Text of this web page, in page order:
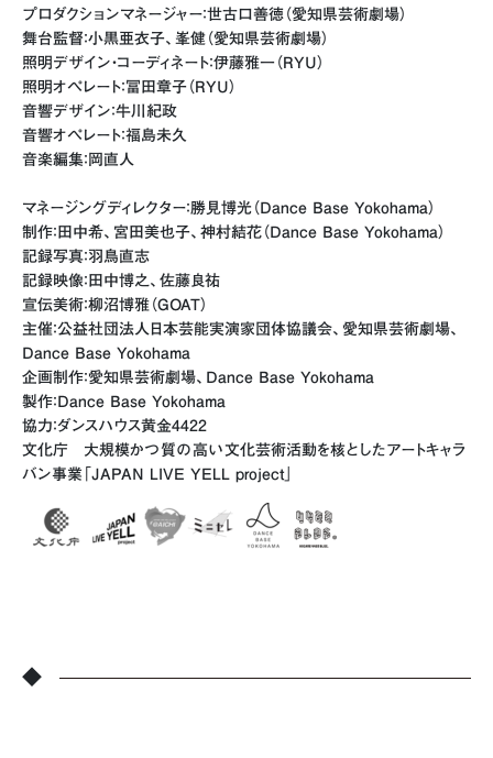
プロダクションマネージャー：世古口善徳（愛知県芸術劇場）
舞台監督：小黒亜衣子、峯健（愛知県芸術劇場）
照明デザイン・コーディネート：伊藤雅一（RYU）
照明オペレート：冨田章子（RYU）
音響デザイン：牛川紀政
音響オペレート：福島未久
音楽編集：岡直人
マネージングディレクター：勝見博光（Dance Base Yokohama）
制作：田中希、宮田美也子、神村結花（Dance Base Yokohama）
記録写真：羽鳥直志
記録映像：田中博之、佐藤良祐
宣伝美術：柳沼博雅（GOAT）
主催：公益社団法人日本芸能実演家団体協議会、愛知県芸術劇場、
Dance Base Yokohama
企画制作：愛知県芸術劇場、Dance Base Yokohama
製作：Dance Base Yokohama
協力：ダンスハウス黄金4422
文化庁 大規模かつ質の高い文化芸術活動を核としたアートキャラ
バン事業「JAPAN LIVE YELL project」
◆